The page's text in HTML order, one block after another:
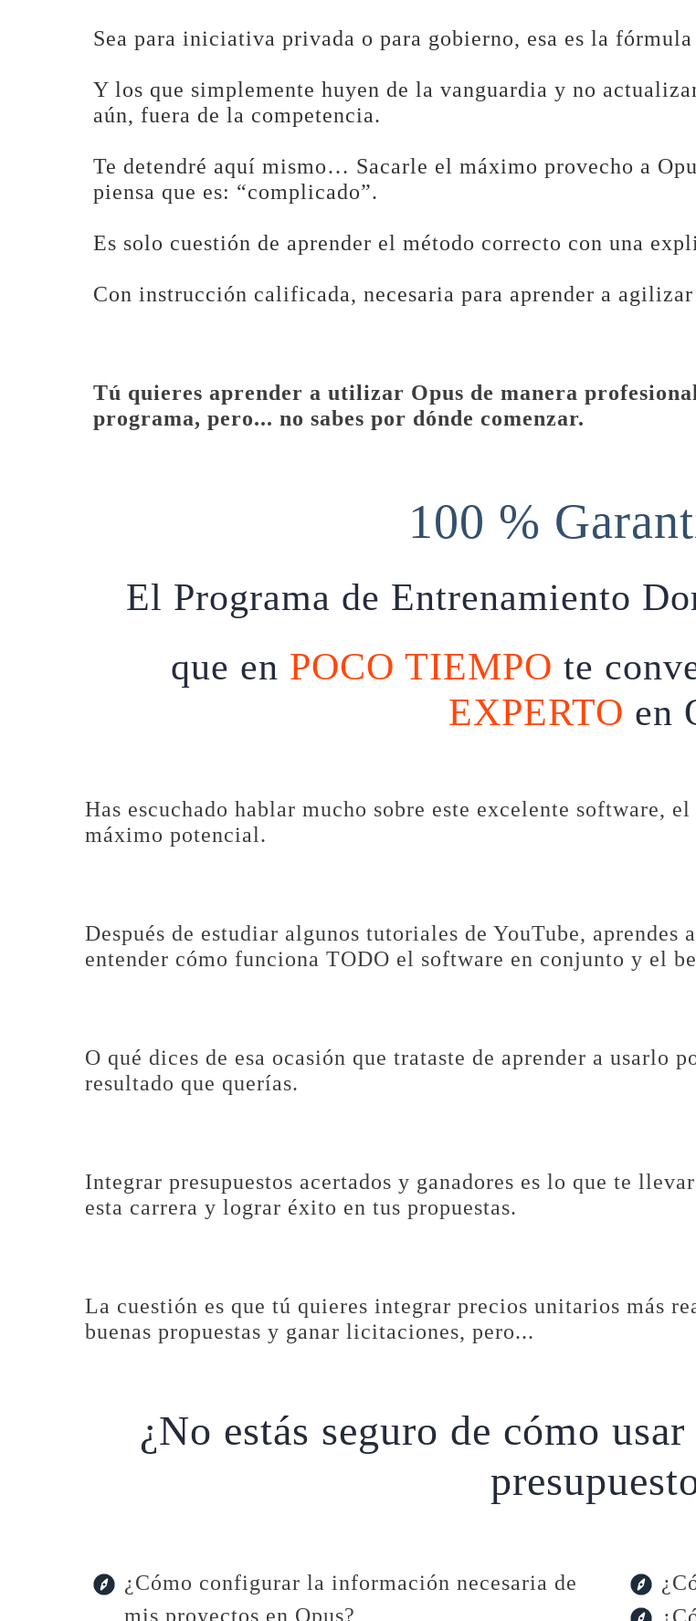
Sea para iniciativa privada o para gobierno, esa es la
Y los que simplemente huyen de la vanguardia y no
aún, fuera de la competencia.
Te detendré aquí mismo… Sacarle el máximo provecho a
piensa que es: “complicado”.
Es solo cuestión de aprender el método correcto con una
Con instrucción calificada, necesaria para aprender a
Tú quieres aprender a utilizar Opus de manera
programa, pero... no sabes por dónde comenzar.
100 %
El Programa de Entrenamiento
que en POCO TIEMPO te
EXPERTO en
Has escuchado hablar mucho sobre este excelente software,
máximo potencial.
Después de estudiar algunos tutoriales de YouTube,
entender cómo funciona TODO el software en conjunto y el
O qué dices de esa ocasión que trataste de aprender a usarlo
resultado que querías.
Integrar presupuestos acertados y ganadores es lo que te
esta carrera y lograr éxito en tus propuestas.
La cuestión es que tú quieres integrar precios unitarios más
buenas propuestas y ganar licitaciones, pero...
¿No estás seguro de cómo
¿Cómo configurar la información necesaria de
mis proyectos en Opus?